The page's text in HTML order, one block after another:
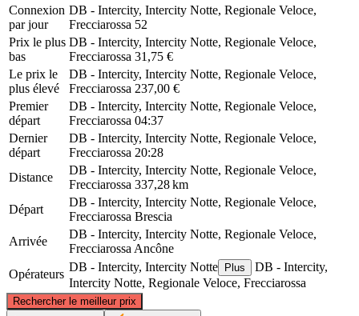
Connexion
par jour
DB - Intercity, Intercity Notte, Regionale Veloce,
Frecciarossa 52
Prix ​​le plus
bas
DB - Intercity, Intercity Notte, Regionale Veloce,
Frecciarossa 31,75 €
Le prix le
plus élevé
DB - Intercity, Intercity Notte, Regionale Veloce,
Frecciarossa 237,00 €
Premier
départ
DB - Intercity, Intercity Notte, Regionale Veloce,
Frecciarossa 04:37
Dernier
départ
DB - Intercity, Intercity Notte, Regionale Veloce,
Frecciarossa 20:28
Distance
DB - Intercity, Intercity Notte, Regionale Veloce,
Frecciarossa 337,28 km
Départ
DB - Intercity, Intercity Notte, Regionale Veloce,
Frecciarossa Brescia
Arrivée
DB - Intercity, Intercity Notte, Regionale Veloce,
Frecciarossa Ancône
Opérateurs
DB - Intercity, Intercity Notte Plus
DB - Intercity,
Intercity Notte, Regionale Veloce, Frecciarossa
Rechercher le meilleur prix
©CARTO, ©OpenStreetMapcontributors